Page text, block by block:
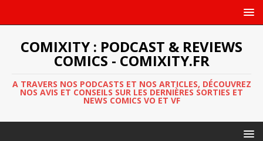
COMIXITY : PODCAST & REVIEWS
COMICS - COMIXITY.FR
A TRAVERS NOS PODCASTS ET NOS ARTICLES, DÉCOUVREZ
NOS AVIS ET CONSEILS SUR LES DERNIÈRES SORTIES ET
NEWS COMICS VO ET VF